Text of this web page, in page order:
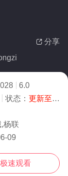
 分享
6.0
状态： 更新至第38集
杨联
09
极速观看